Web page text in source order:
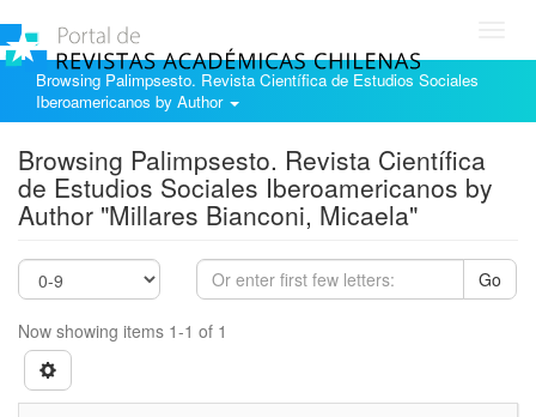
Browsing Palimpsesto. Revista Científica de Estudios Sociales
Iberoamericanos by Author
Browsing Palimpsesto. Revista Científica
de Estudios Sociales Iberoamericanos by
Author "Millares Bianconi, Micaela"
Go
Now showing items 1-1 of 1